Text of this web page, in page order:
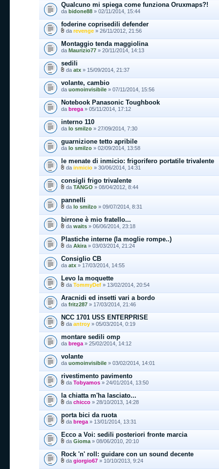
Qualcuno mi spiega come funziona Oruxmaps?!
da bidone88 » 02/11/2014, 15:44
foderine coprisedili defender
da revenge » 26/11/2012, 21:56
Montaggio tenda maggiolina
da Maurizio77 » 20/11/2014, 14:13
sedili
da atx » 15/09/2014, 21:37
volante, cambio
da uomoinvisibile » 07/11/2014, 15:56
Notebook Panasonic Toughbook
da brega » 05/11/2014, 17:12
interno 110
da lo smilzo » 27/09/2014, 7:30
guarnizione tetto apribile
da lo smilzo » 02/09/2014, 13:58
le menate di inmicio: frigorifero portatile trivalente
da inmicio » 30/06/2014, 14:31
consigli frigo trivalente
da TANGO » 08/04/2012, 8:44
pannelli
da lo smilzo » 09/07/2014, 8:31
birrone è mio fratello...
da waits » 06/06/2014, 23:18
Plastiche interne (la moglie rompe..)
da Akira » 03/03/2014, 21:24
Consiglio CB
da atx » 17/03/2014, 14:55
Levo la moquette
da TommyDef » 13/02/2014, 20:54
Aracnidi ed insetti vari a bordo
da fritz287 » 17/03/2014, 21:46
NCC 1701 USS ENTERPRISE
da antroy » 05/03/2014, 0:19
montare sedili omp
da brega » 25/02/2014, 14:12
volante
da uomoinvisibile » 03/02/2014, 14:01
rivestimento pavimento
da Tobyamos » 24/01/2014, 13:50
la chiatta m'ha lasciato...
da chicco » 28/10/2013, 14:28
porta bici da ruota
da brega » 13/01/2014, 13:31
Ecco a Voi: sedili posteriori fronte marcia
da Gioma » 08/06/2010, 20:10
Rock 'n' roll: guidare con un sound decente
da giorgio67 » 10/10/2013, 9:24